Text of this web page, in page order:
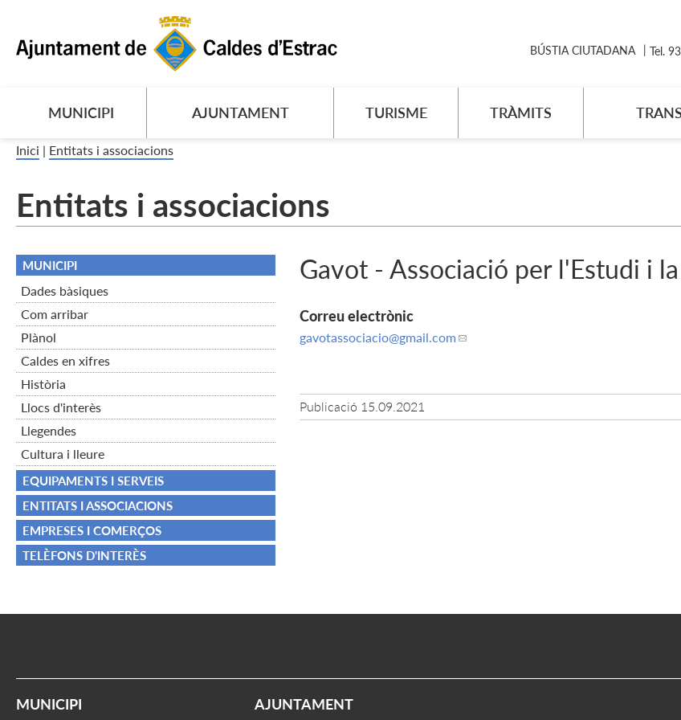
MUNICIPI AJUNTAMENT TURISME TRÀMITS
BÚSTIA CIUTADANA Tel.
Inici | Entitats i associacions
Entitats i associacions
MUNICIPI
Dades bàsiques
Com arribar
Plànol
Caldes en xifres
Història
Llocs d'interès
Llegendes
Cultura i lleure
EQUIPAMENTS I SERVEIS
ENTITATS I ASSOCIACIONS
EMPRESES I COMERÇOS
TELÈFONS D'INTERÈS
Gavot - Associació per l'Estudi i
Correu electrònic
gavotassociacio@gmail.com
Publicació 15.09.2021
MUNICIPI AJUNTAMENT